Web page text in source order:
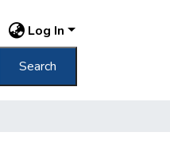
Log In
Search